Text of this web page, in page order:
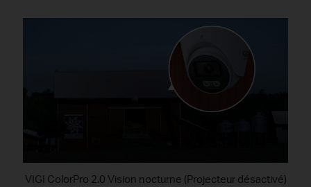
VIGI ColorPro 2.0 Vision nocturne (Projecteur désactivé)